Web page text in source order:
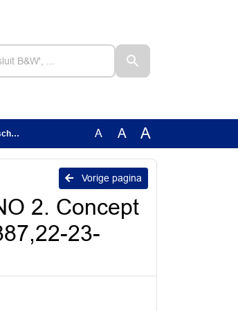
0).pdf A A A
Vorige pagina
2. Concept
23-